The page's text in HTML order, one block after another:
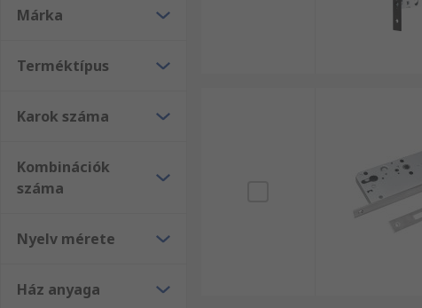
Márka
Terméktípus
Karok száma
Kombinációk
száma
Nyelv mérete
Ház anyaga